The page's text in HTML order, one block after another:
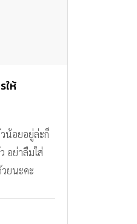
ให้
น้อยอยู่ล่ะก็
อย่าลืมใส่
ยนะคะ